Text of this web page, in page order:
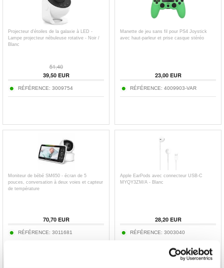
Projecteur d'étoiles de la galaxie à LED -
Lampe projecteur nébuleuse rotative - Noir /
Blanc
51,40
39,50EUR
RÉFÉRENCE: 3009754
Manette de jeu sans fil pour PS4 Joystick
avec haut-parleur et prise casque stéréo
23,00EUR
RÉFÉRENCE: 4009903-VAR
Moniteur de bébé SM650 - écran de 5
pouces, conversation à deux voies et capteur
de température
70,70EUR
RÉFÉRENCE: 3011681
Apple EarPods avec connecteur USB-C
MYQY3ZM/A - Blanc
28,20EUR
RÉFÉRENCE: 3003040